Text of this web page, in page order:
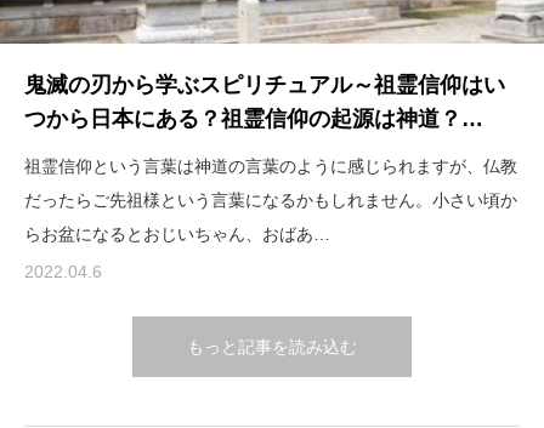
鬼滅の刃から学ぶスピリチュアル～祖霊信仰はい
つから日本にある？祖霊信仰の起源は神道？…
祖霊信仰という言葉は神道の言葉のように感じられますが、仏教
だったらご先祖様という言葉になるかもしれません。小さい頃か
らお盆になるとおじいちゃん、おばあ…
2022.04.6
もっと記事を読み込む